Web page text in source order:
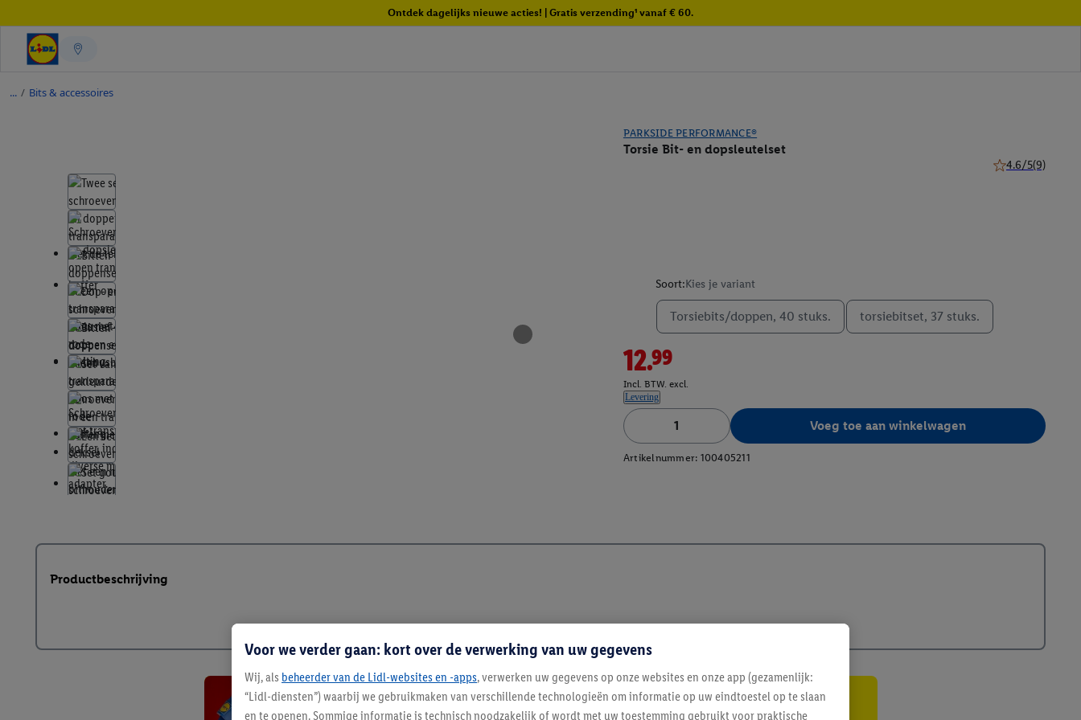
Ontdek dagelijks nieuwe acties! | Gratis verzending¹ vanaf € 60.
/ Bits & accessoires
PARKSIDE PERFORMANCE®
Torsie Bit- en dopsleutelset
4.6/5(9)
Soort:Kies je variant
Torsiebits/doppen, 40 stuks. torsiebitset, 37 stuks.
12.99
Incl. BTW. excl.
Levering
Voeg toe aan winkelwagen
Artikelnummer: 100405211
Productbeschrijving
Voor we verder gaan: kort over de verwerking van uw gegevens
Wij, als beheerder van de Lidl-websites en -apps, verwerken uw gegevens op onze websites en onze app (gezamenlijk:
“Lidl-diensten”) waarbij we gebruikmaken van verschillende technologieën om informatie op uw eindtoestel op te slaan
en te openen. Sommige informatie is technisch noodzakelijk of wordt met uw toestemming gebruikt voor praktische